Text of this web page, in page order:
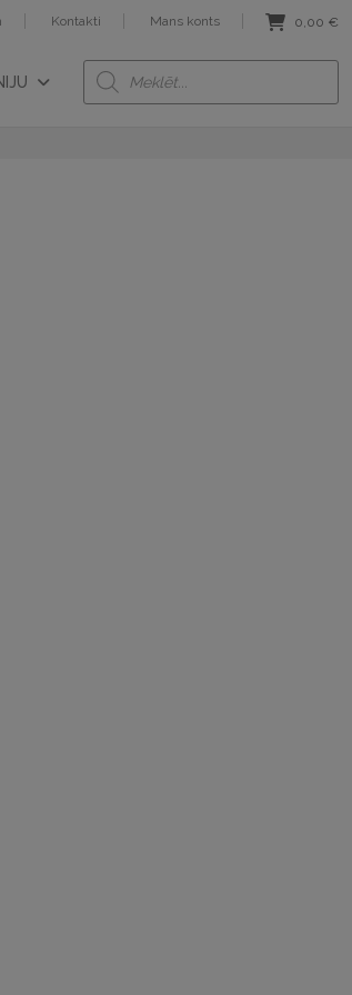
Kontakti Mans konts 0,00 €
Products
search